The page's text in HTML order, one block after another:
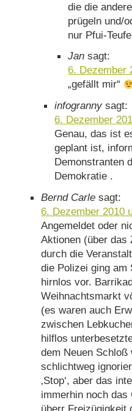
die die
prügeln und/
nur Pfui-
Jan sagt:
6. Dezember
„gefällt mir“
infogranny sagt:
6. Dezember
Genau, das ist
geplant ist,
Demonstranten
Demokratie .
Bernd Carle sagt:
6. Dezember 2010
Angemeldet oder
Aktionen (über das
durch die
die Polizei ging am
hirnlos vor.
Weihnachtsmarkt
(es waren auch
zwischen
hilflos
dem Neuen Schloß
schlichtweg
‚Stop‘, aber das
immerhin noch
überr Freizügigkeit